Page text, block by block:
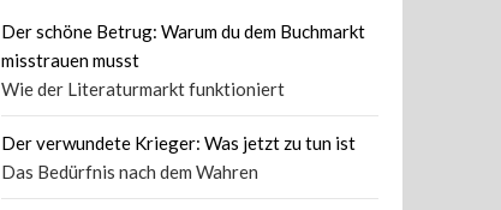
Der schöne Betrug: Warum du dem Buchmarkt
misstrauen musst
Wie der Literaturmarkt funktioniert
Der verwundete Krieger: Was jetzt zu tun ist
Das Bedürfnis nach dem Wahren